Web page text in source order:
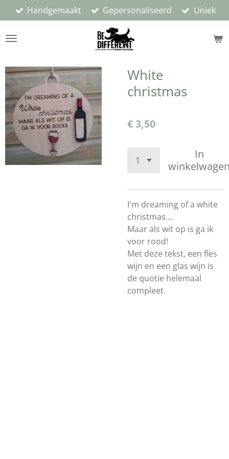
direct
naar
Handgemaakt Gepersonaliseerd Uniek
White
christmas
€ 3,50
In
I'm dreaming of a white
christmas....
Maar als wit op is ga ik
voor rood!
Met deze tekst, een fles
wijn en een glas wijn is
de quotie helemaal
compleet.